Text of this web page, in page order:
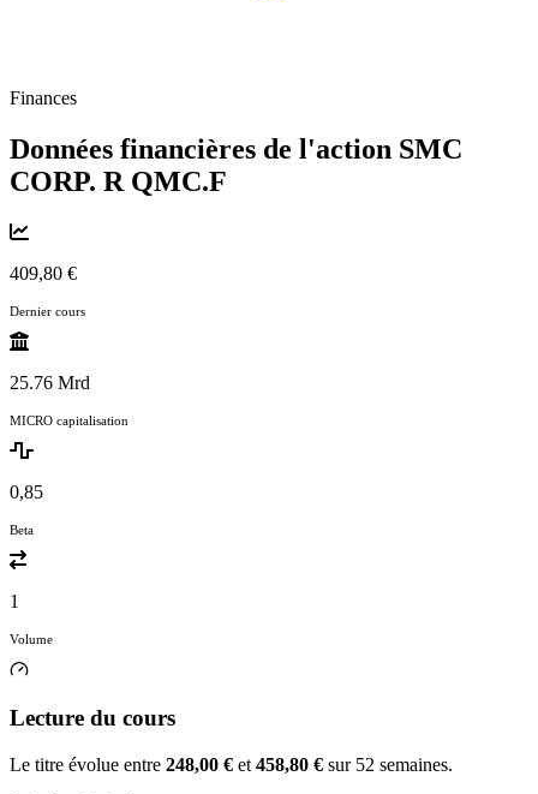
Finances
Données financières de l'action SMC
CORP. R QMC.F
409,80 €
Dernier cours
25.76 Mrd
MICRO capitalisation
0,85
Beta
1
Volume
Lecture du cours
Le titre évolue entre 248,00 € et 458,80 € sur 52 semaines.